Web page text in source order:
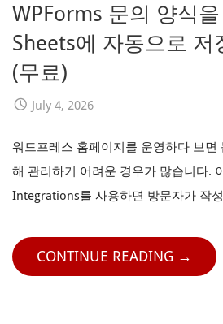
WPForms 문의 양식
Sheets에 자동으로 저
(무료)
July 4, 2026
워드프레스 홈페이지를 운영하다 보면
해 관리하기 어려운 경우가 많습니다.
Integrations를 사용하면 방문자가 작
CONTINUE READING →